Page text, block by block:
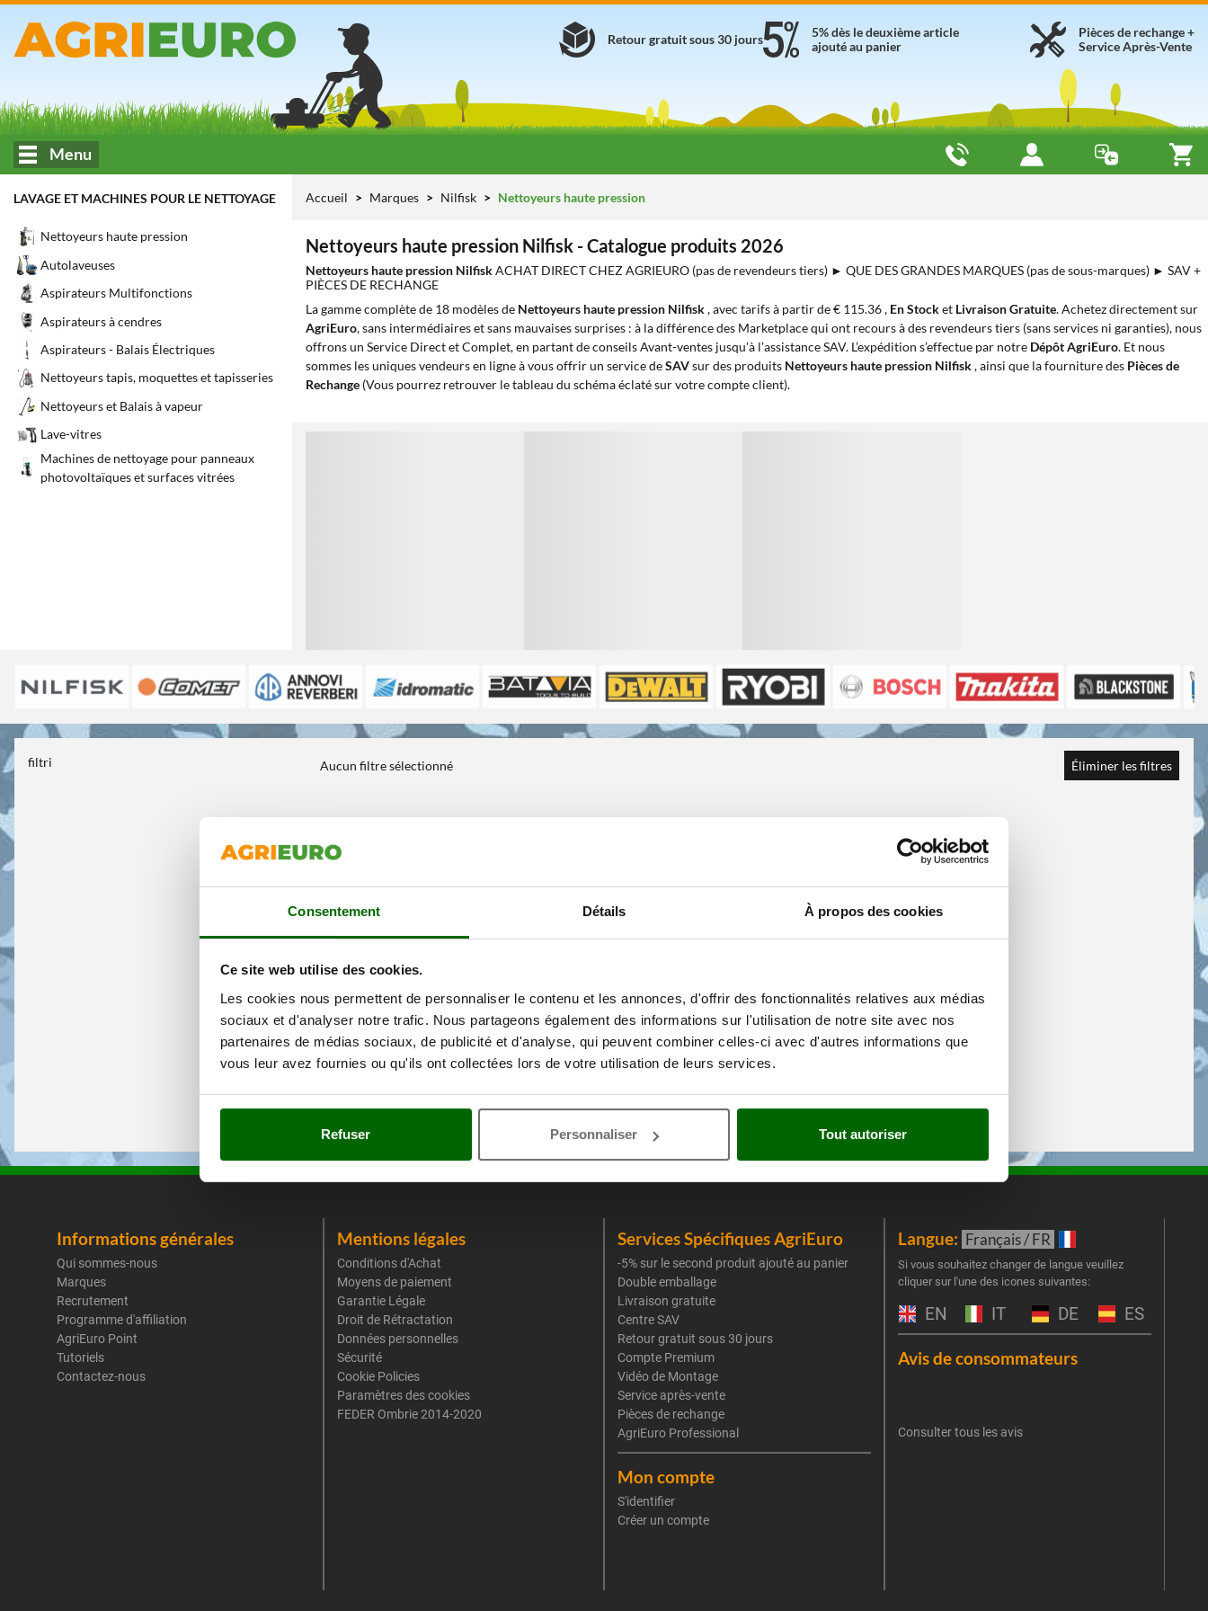
Consentement Détails À propos des cookies
Ce site web utilise des cookies.
Les cookies nous permettent de personnaliser le contenu et les annonces, d'offrir des fonctionnalités relatives aux médias
sociaux et d'analyser notre trafic. Nous partageons également des informations sur l'utilisation de notre site avec nos
partenaires de médias sociaux, de publicité et d'analyse, qui peuvent combiner celles-ci avec d'autres informations que
vous leur avez fournies ou qu'ils ont collectées lors de votre utilisation de leurs services.
Refuser Personnaliser Tout autoriser
Pièces de rechange +
Service Après-Vente
5% dès le deuxième article
ajouté au panier
Retour gratuit sous 30 jours
Menu
LAVAGE ET MACHINES POUR LE NETTOYAGE
Nettoyeurs haute pression
Autolaveuses
Aspirateurs Multifonctions
Aspirateurs à cendres
Aspirateurs - Balais Électriques
Nettoyeurs tapis, moquettes et tapisseries
Nettoyeurs et Balais à vapeur
Lave-vitres
Machines de nettoyage pour panneaux
photovoltaïques et surfaces vitrées
Accueil Marques Nilfisk Nettoyeurs haute pression
Nettoyeurs haute pression Nilfisk - Catalogue produits 2026
Nettoyeurs haute pression NilfiskACHAT DIRECT CHEZ AGRIEURO (pas de revendeurs tiers) ► QUE DES GRANDES MARQUES (pas de sous-marques) ► SAV +
PIÈCES DE RECHANGE
La gamme complète de 18 modèles de Nettoyeurs haute pression Nilfisk, avec tarifs à partir de € 115.36 , En Stocket Livraison Gratuite. Achetez directement sur
AgriEuro, sans intermédiaires et sans mauvaises surprises : à la différence des Marketplace qui ont recours à des revendeurs tiers (sans services ni garanties), nous
offrons un Service Direct et Complet, en partant de conseils Avant-ventes jusqu’à l’assistance SAV. L’expédition s’effectue par notre Dépôt AgriEuro. Et nous
sommes les uniques vendeurs en ligne à vous offrir un service deSAVsur des produits Nettoyeurs haute pression Nilfisk, ainsi que la fourniture des Pièces de
Rechange (Vous pourrez retrouver le tableau du schéma éclaté sur votre compte client).
filtri Aucun filtre sélectionné Éliminer les filtres
Informations générales
Qui sommes-nous
Marques
Recrutement
Programme d'affiliation
AgriEuro Point
Tutoriels
Contactez-nous
Mentions légales
Conditions d'Achat
Moyens de paiement
Garantie Légale
Droit de Rétractation
Données personnelles
Sécurité
Cookie Policies
Paramètres des cookies
FEDER Ombrie 2014-2020
Services Spécifiques AgriEuro
-5% sur le second produit ajouté au panier
Double emballage
Livraison gratuite
Centre SAV
Retour gratuit sous 30 jours
Compte Premium
Vidéo de Montage
Service après-vente
Pièces de rechange
AgriEuro Professional
Mon compte
S'identifier
Créer un compte
Langue: Français / FR
Si vous souhaitez changer de langue veuillez
cliquer sur l'une des icones suivantes:
EN IT DE ES
Avis de consommateurs
Consulter tous les avis